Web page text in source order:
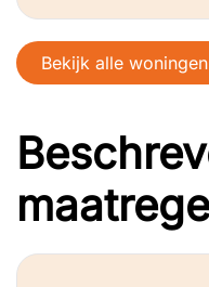
Bekijk alle woningen